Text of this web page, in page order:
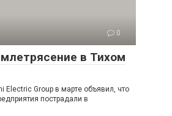
0
в Тихом
Electric Group в марте объявил, что
пострадали в